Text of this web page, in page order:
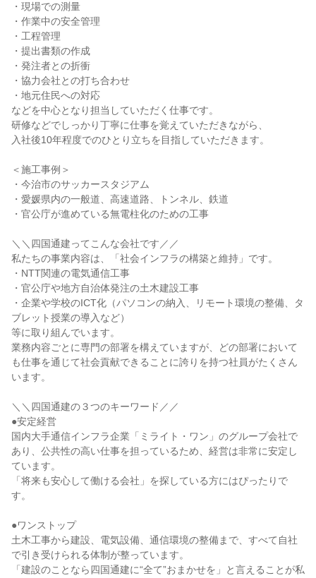
・現場での測量
・作業中の安全管理
・工程管理
・提出書類の作成
・発注者との折衝
・協力会社との打ち合わせ
・地元住民への対応
などを中心となり担当していただく仕事です。
研修などでしっかり丁寧に仕事を覚えていただきながら、
入社後10年程度でのひとり立ちを目指していただきます。
＜施工事例＞
・今治市のサッカースタジアム
・愛媛県内の一般道、高速道路、トンネル、鉄道
・官公庁が進めている無電柱化のための工事
＼＼四国通建ってこんな会社です／／
私たちの事業内容は、「社会インフラの構築と維持」です。
・NTT関連の電気通信工事
・官公庁や地方自治体発注の土木建設工事
・企業や学校のICT化（パソコンの納入、リモート環境の整備、タ
ブレット授業の導入など）
等に取り組んでいます。
業務内容ごとに専門の部署を構えていますが、どの部署において
も仕事を通じて社会貢献できることに誇りを持つ社員がたくさん
います。
＼＼四国通建の３つのキーワード／／
●安定経営
国内大手通信インフラ企業「ミライト・ワン」のグループ会社で
あり、公共性の高い仕事を担っているため、経営は非常に安定し
ています。
「将来も安心して働ける会社」を探している方にはぴったりで
す。
●ワンストップ
土木工事から建設、電気設備、通信環境の整備まで、すべて自社
で引き受けられる体制が整っています。
「建設のことなら四国通建に“全て”おまかせを」と言えることが私